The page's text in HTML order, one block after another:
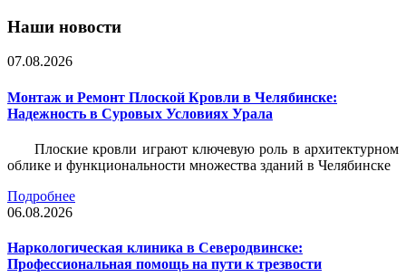
Наши новости
07.08.2026
Монтаж и Ремонт Плоской Кровли в Челябинске:
Надежность в Суровых Условиях Урала
Плоские кровли играют ключевую роль в архитектурном
облике и функциональности множества зданий в Челябинске
Подробнее
06.08.2026
Наркологическая клиника в Северодвинске:
Профессиональная помощь на пути к трезвости